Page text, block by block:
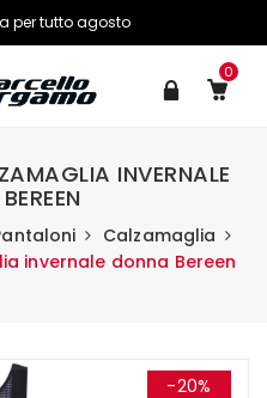
per tutto agosto
0
INVERNALE
Calzamaglia
invernale donna Bereen
-20%